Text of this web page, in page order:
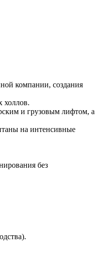
компании, создания
холлов.
и грузовым лифтом, а
на интенсивные
без